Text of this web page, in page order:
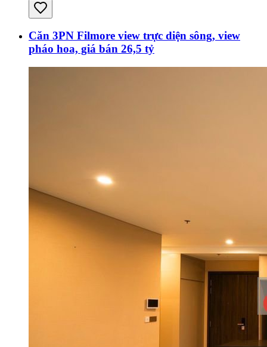
Căn 3PN Filmore view trực diện sông, view
pháo hoa, giá bán 26,5 tỷ